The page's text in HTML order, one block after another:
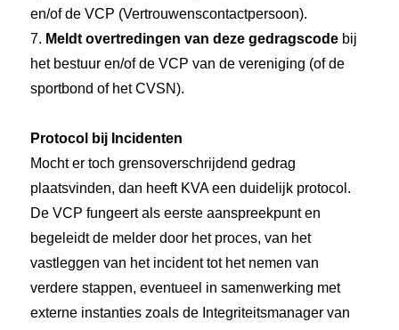
en/of de VCP (Vertrouwenscontactpersoon).
7. Meldt overtredingen van deze gedragscode bij
het bestuur en/of de VCP van de vereniging (of de
sportbond of het CVSN).
Protocol bij Incidenten
Mocht er toch grensoverschrijdend gedrag
plaatsvinden, dan heeft KVA een duidelijk protocol.
De VCP fungeert als eerste aanspreekpunt en
begeleidt de melder door het proces, van het
vastleggen van het incident tot het nemen van
verdere stappen, eventueel in samenwerking met
externe instanties zoals de Integriteitsmanager van